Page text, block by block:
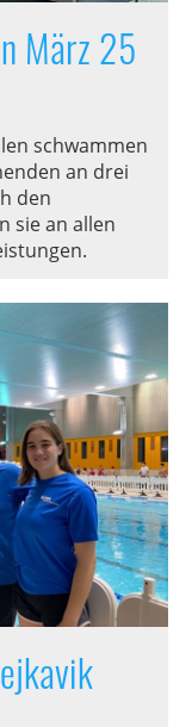
März 25
schwammen
an drei
den
sie an allen